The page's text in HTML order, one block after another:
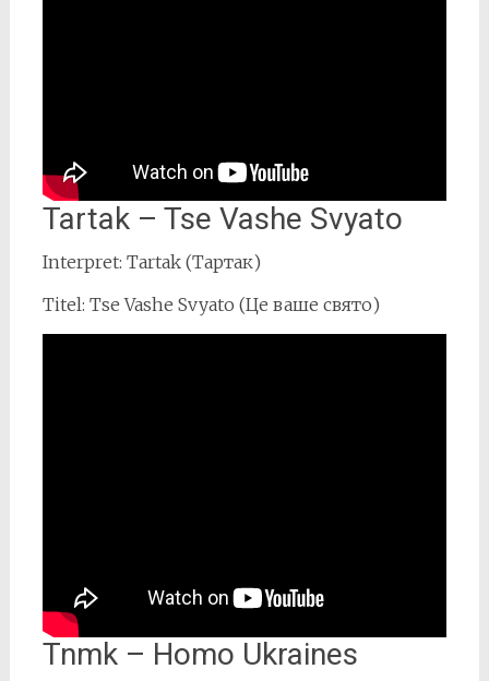
Tartak – Tse Vashe Svyato
Interpret: Tartak (Тартак)
Titel: Tse Vashe Svyato (Це ваше свято)
Tnmk – Homo Ukraines